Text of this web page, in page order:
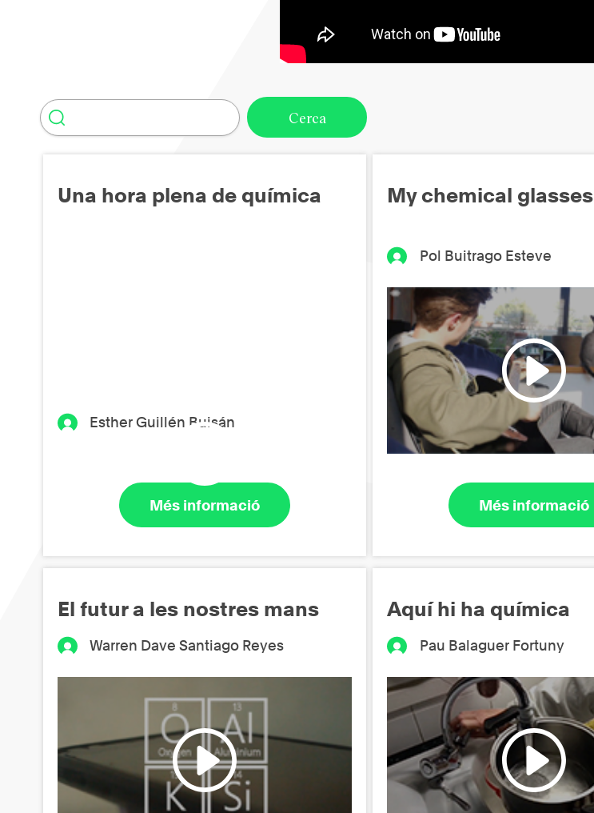
Una hora plena de química
Esther Guillén Buisán
Més informació
My chemical glasses
Pol Buitrago Esteve
Més informació
El futur a les nostres mans
Warren Dave Santiago Reyes
Aquí hi ha química
Pau Balaguer Fortuny